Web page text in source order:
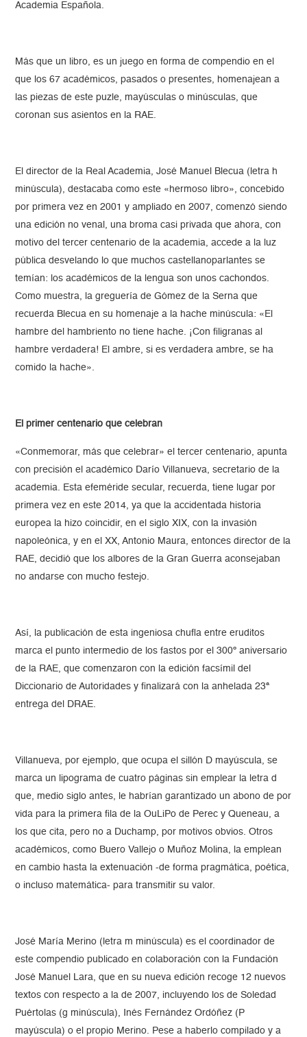
Academia Española.
Más que un libro, es un juego en forma de compendio en el
que los 67 académicos, pasados o presentes, homenajean a
las piezas de este puzle, mayúsculas o minúsculas, que
coronan sus asientos en la RAE.
El director de la Real Academia, José Manuel Blecua (letra h
minúscula), destacaba como este «hermoso libro», concebido
por primera vez en 2001 y ampliado en 2007, comenzó siendo
una edición no venal, una broma casi privada que ahora, con
motivo del tercer centenario de la academia, accede a la luz
pública desvelando lo que muchos castellanoparlantes se
temían: los académicos de la lengua son unos cachondos.
Como muestra, la greguería de Gómez de la Serna que
recuerda Blecua en su homenaje a la hache minúscula: «El
hambre del hambriento no tiene hache. ¡Con filigranas al
hambre verdadera! El ambre, si es verdadera ambre, se ha
comido la hache».
El primer centenario que celebran
«Conmemorar, más que celebrar» el tercer centenario, apunta
con precisión el académico Darío Villanueva, secretario de la
academia. Esta efeméride secular, recuerda, tiene lugar por
primera vez en este 2014, ya que la accidentada historia
europea la hizo coincidir, en el siglo XIX, con la invasión
napoleónica, y en el XX, Antonio Maura, entonces director de la
RAE, decidió que los albores de la Gran Guerra aconsejaban
no andarse con mucho festejo.
Así, la publicación de esta ingeniosa chufla entre eruditos
marca el punto intermedio de los fastos por el 300º aniversario
de la RAE, que comenzaron con la edición facsímil del
Diccionario de Autoridades y finalizará con la anhelada 23ª
entrega del DRAE.
Villanueva, por ejemplo, que ocupa el sillón D mayúscula, se
marca un lipograma de cuatro páginas sin emplear la letra d
que, medio siglo antes, le habrían garantizado un abono de por
vida para la primera fila de la OuLiPo de Perec y Queneau, a
los que cita, pero no a Duchamp, por motivos obvios. Otros
académicos, como Buero Vallejo o Muñoz Molina, la emplean
en cambio hasta la extenuación -de forma pragmática, poética,
o incluso matemática- para transmitir su valor.
José María Merino (letra m minúscula) es el coordinador de
este compendio publicado en colaboración con la Fundación
José Manuel Lara, que en su nueva edición recoge 12 nuevos
textos con respecto a la de 2007, incluyendo los de Soledad
Puértolas (g minúscula), Inés Fernández Ordóñez (P
mayúscula) o el propio Merino. Pese a haberlo compilado y a